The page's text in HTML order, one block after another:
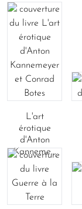
L'art
érotique
d'Anton
Kanneme...